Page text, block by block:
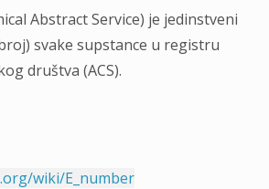
Abstract Service) je jedinstveni
svake supstance u registru
društva (ACS).
wiki/E_number